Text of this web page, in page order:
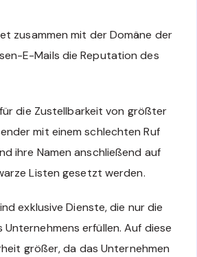
zusammen mit der Domäne der
E-Mails die Reputation des
die Zustellbarkeit von größter
mit einem schlechten Ruf
ihre Namen anschließend auf
Listen gesetzt werden.
exklusive Dienste, die nur die
erfüllen. Auf diese
größer, da das Unternehmen